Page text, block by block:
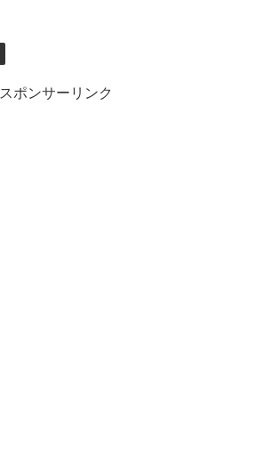
スポンサーリンク